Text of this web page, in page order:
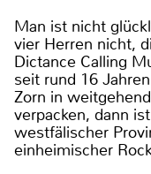
Man ist nicht
vier Herren nicht,
Dictance Calling
seit rund 16
Zorn in
verpacken, dann
westfälischer
einheimischer